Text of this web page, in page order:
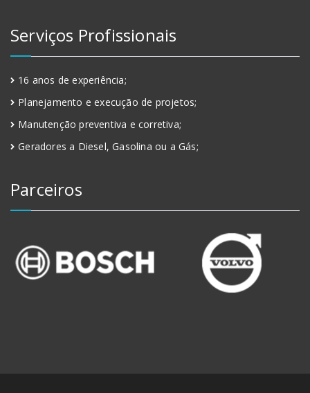
Serviços Profissionais
16 anos de experiência;
Planejamento e execução de projetos;
Manutenção preventiva e corretiva;
Geradores a Diesel, Gasolina ou a Gás;
Parceiros